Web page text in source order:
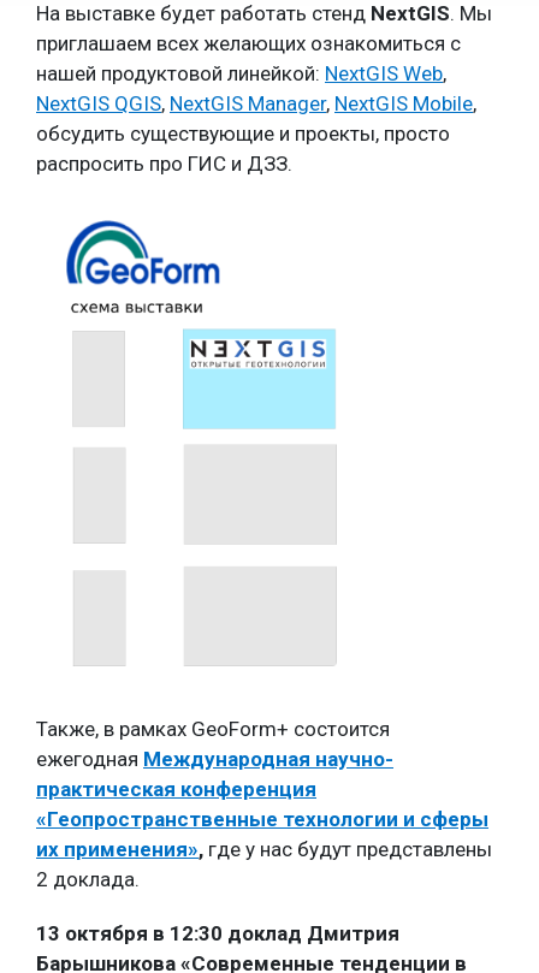
На выставке будет работать стенд NextGIS. Мы
приглашаем всех желающих ознакомиться с
нашей продуктовой линейкой: NextGIS Web,
NextGIS QGIS, NextGIS Manager, NextGIS Mobile,
обсудить существующие и проекты, просто
распросить про ГИС и ДЗЗ.
Также, в рамках GeoForm+ состоится
ежегодная Международная научно-
практическая конференция
«Геопространственные технологии и сферы
их применения», где у нас будут представлены
2 доклада.
13 октября в 12:30 доклад Дмитрия
Барышникова «Современные тенденции в